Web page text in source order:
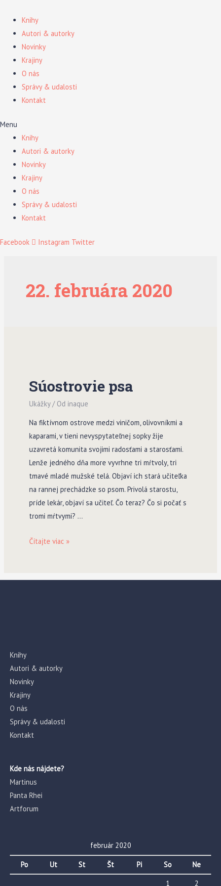
obsah
Knihy
Autori & autorky
Novinky
Krajiny
O nás
Správy & udalosti
Kontakt
Menu
Knihy
Autori & autorky
Novinky
Krajiny
O nás
Správy & udalosti
Kontakt
Facebook Instagram Twitter
22. februára 2020
Súostrovie psa
Ukážky/ Od inaque
Na fiktívnom ostrove medzi viničom, olivovníkmi a
kaparami, v tieni nevyspytateľnej sopky žije
uzavretá komunita svojimi radosťami a starosťami.
Lenže jedného dňa more vyvrhne tri mŕtvoly, tri
tmavé mladé mužské telá. Objaví ich stará učiteľka
na rannej prechádzke so psom. Privolá starostu,
príde lekár, objaví sa učiteľ. Čo teraz? Čo si počať s
tromi mŕtvymi? …
Súostrovie
Čítajte viac »
Knihy
Autori & autorky
Novinky
Krajiny
O nás
Správy & udalosti
Kontakt
Kde nás nájdete?
Martinus
Panta Rhei
Artforum
február 2020
Po Ut St Št Pi So
Ne
1
2